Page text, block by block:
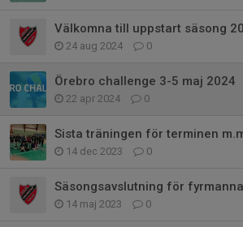
Välkomna till uppstart säsong
24 aug 2024 0
Örebro challenge 3-5 maj 2024
22 apr 2024 0
Sista träningen för terminen
14 dec 2023 0
Säsongsavslutning för
14 maj 2023 0